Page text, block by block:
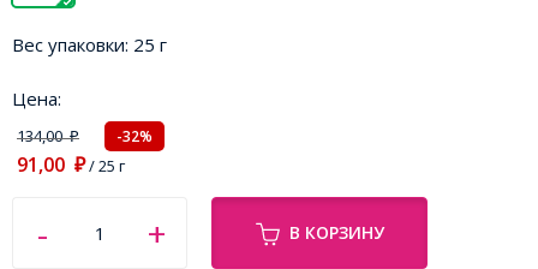
Вес упаковки: 25 г
Цена:
134,00₽ -32%
91,00 ₽/ 25 г
В КОРЗИНУ